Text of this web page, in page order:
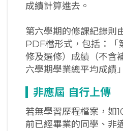
成績計算進去。
第六學期的修課紀錄則
PDF檔形式，包括：「
修及選修）成績（不含
六學期學業總平均成績
非應屆 自行上傳
若無學習歷程檔案，如
前已經畢業的同學、非